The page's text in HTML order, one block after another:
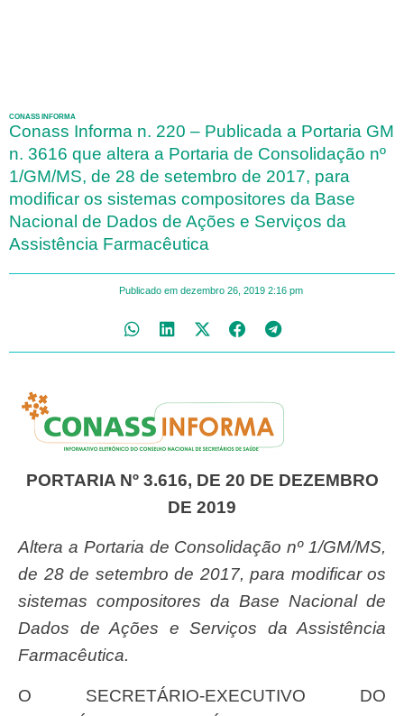
CONASS INFORMA
Conass Informa n. 220 – Publicada a Portaria GM
n. 3616 que altera a Portaria de Consolidação nº
1/GM/MS, de 28 de setembro de 2017, para
modificar os sistemas compositores da Base
Nacional de Dados de Ações e Serviços da
Assistência Farmacêutica
Publicado em dezembro 26, 2019 2:16 pm
PORTARIA Nº 3.616, DE 20 DE DEZEMBRO
DE 2019
Altera a Portaria de Consolidação nº 1/GM/MS,
de 28 de setembro de 2017, para modificar os
sistemas compositores da Base Nacional de
Dados de Ações e Serviços da Assistência
Farmacêutica.
O SECRETÁRIO-EXECUTIVO DO